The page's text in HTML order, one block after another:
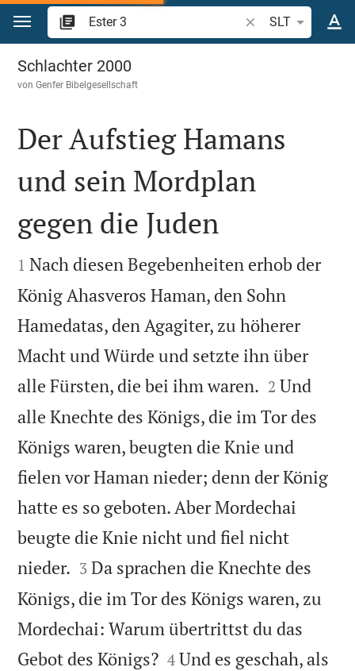
Zum Inhalt springen
Bibelstelle oder
SLT
Ester 3
Schlachter 2000
vonGenfer Bibelgesellschaft

Der Aufstieg Hamans
und sein Mordplan
gegen die Juden

1 Nach diesen Begebenheiten erhob der
König Ahasveros Haman, den Sohn
Hamedatas, den Agagiter, zu höherer
Macht und Würde und setzte ihn über
alle Fürsten, die bei ihm waren. 

2 Und
alle Knechte des Königs, die im Tor des
Königs waren, beugten die Knie und
fielen vor Haman nieder; denn der König
hatte es so geboten. Aber Mordechai
beugte die Knie nicht und fiel nicht
nieder. 

3 Da sprachen die Knechte des
Königs, die im Tor des Königs waren, zu
Mordechai: Warum übertrittst du das
Gebot des Königs?
4 Und es geschah, als